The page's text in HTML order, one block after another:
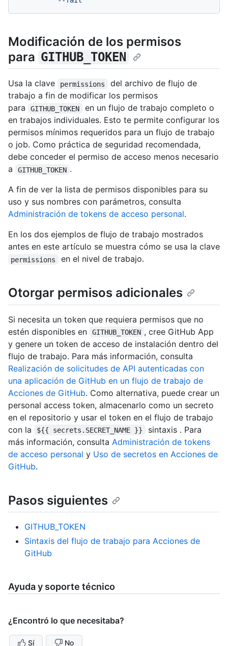
Modificación de los permisos
para GITHUB_TOKEN
Usa la clave permissions
del archivo de flujo de
trabajo a fin de modificar los permisos
para
GITHUB_TOKEN
en un flujo de trabajo completo o
en trabajos individuales. Esto te permite configurar los
permisos mínimos requeridos para un flujo de trabajo
o job. Como práctica de seguridad recomendada,
debe conceder el permiso de acceso menos necesario
a
GITHUB_TOKEN .
A fin de ver la lista de permisos disponibles para su
uso y sus nombres con parámetros, consulta
Administración de tokens de acceso personal.
En los dos ejemplos de flujo de trabajo mostrados
antes en este artículo se muestra cómo se usa la clave
permissions en el nivel de trabajo.
Otorgar permisos adicionales
Si necesita un token que requiera permisos que no
estén disponibles en
GITHUB_TOKEN , cree GitHub App
y genere un token de acceso de instalación dentro del
flujo de trabajo. Para más información, consulta
Realización de solicitudes de API autenticadas con
una aplicación de GitHub en un flujo de trabajo de
Acciones de GitHub. Como alternativa, puede crear un
personal access token, almacenarlo como un secreto
en el repositorio y usar el token en el flujo de trabajo
con la
${{ secrets.SECRET_NAME }}
sintaxis . Para
más información, consulta Administración de tokens
de acceso personal y Uso de secretos en Acciones de
GitHub.
Pasos siguientes
GITHUB_TOKEN
Sintaxis del flujo de trabajo para Acciones de
GitHub
Ayuda y soporte técnico
¿Encontró lo que necesitaba?
Sí No